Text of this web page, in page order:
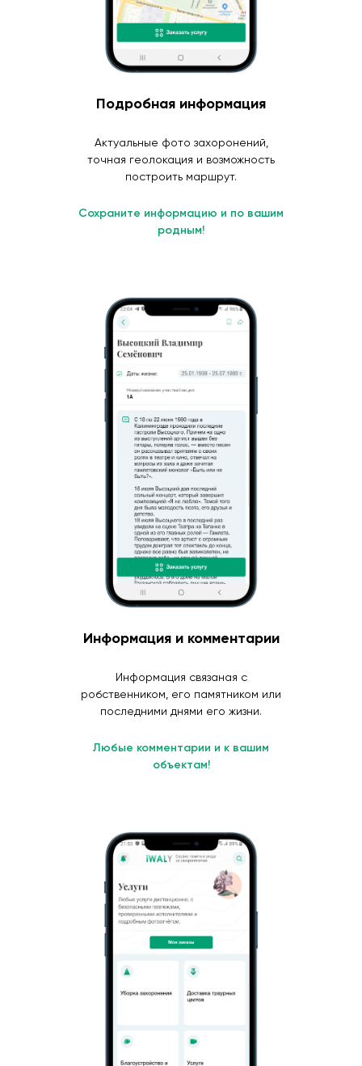
Подробная информация
Актуальные фото захоронений,
точная геолокация и возможность
построить маршрут.
Сохраните информацию и по вашим
родным!
Информация и комментарии
Информация связаная с
робственником, его памятником или
последними днями его жизни.
Любые комментарии и к вашим
объектам!